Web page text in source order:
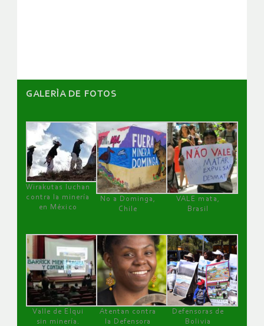
GALERÌA DE FOTOS
Wirakutas luchan
contra la minería
en México
No a Dominga,
Chile
VALE mata,
Brasil
Valle de Elqui
sin minería.
Atentan contra
la Defensora
Defensoras de
Bolivia